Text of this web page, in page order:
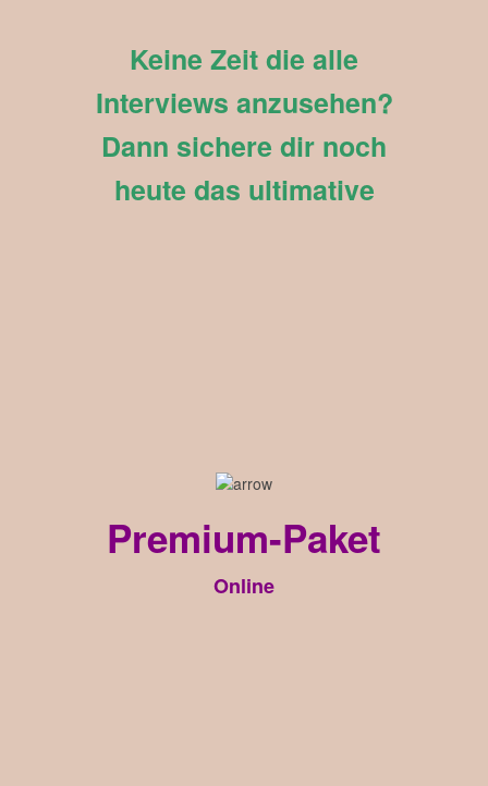
Keine Zeit die alle
Interviews anzusehen?
Dann sichere dir noch
heute das ultimative
Premium-Paket
Online